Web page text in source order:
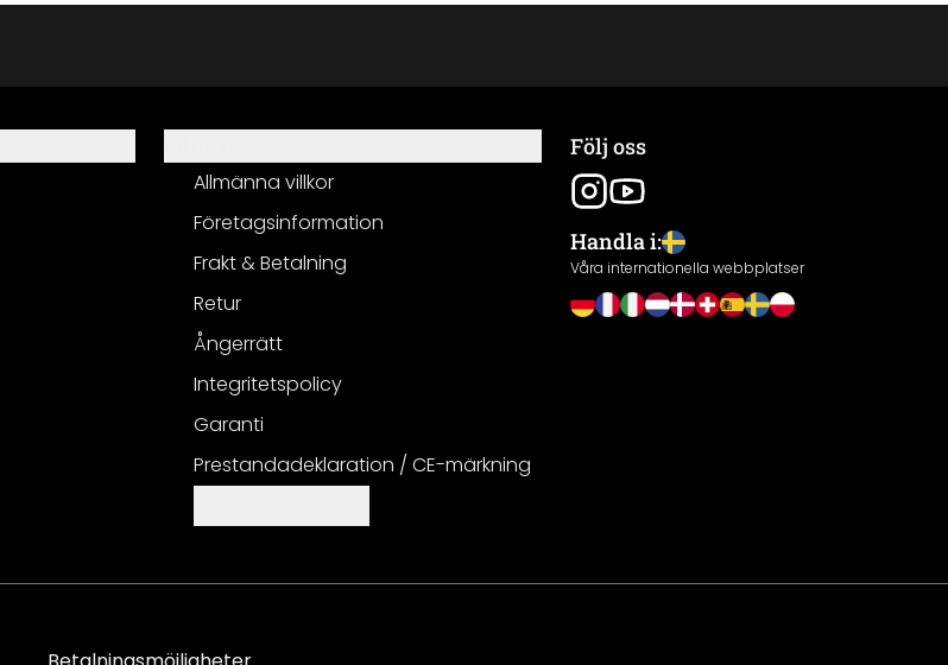
Allmänna villkor
Företagsinformation
Frakt & Betalning
Retur
Ångerrätt
Integritetspolicy
Garanti
Prestandadeklaration / CE-märkning
Följ oss
Handla i:
Våra internationella webbplatser